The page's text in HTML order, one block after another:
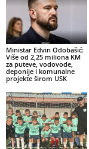
Ministar Edvin Odobašić:
Više od 2,25 miliona KM
za puteve, vodovode,
deponije i komunalne
projekte širom USK